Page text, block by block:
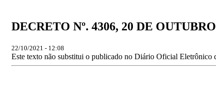
DECRETO Nº. 4306, 20 DE
22/10/2021 - 12:08
Este texto não substitui o publicado no Diário Oficial Eletrônico